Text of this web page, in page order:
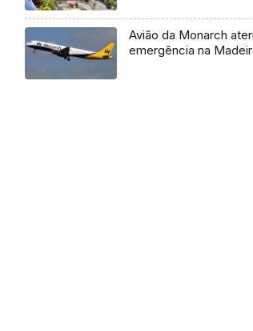
Avião da Monarch
emergência na